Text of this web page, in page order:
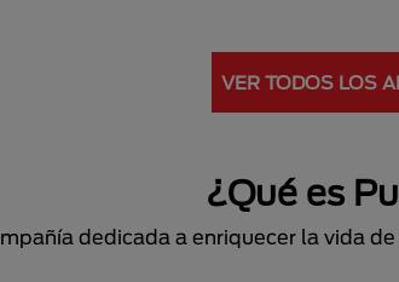
VER TODOS LOS
¿Qué es
dedicada a enriquecer la vida